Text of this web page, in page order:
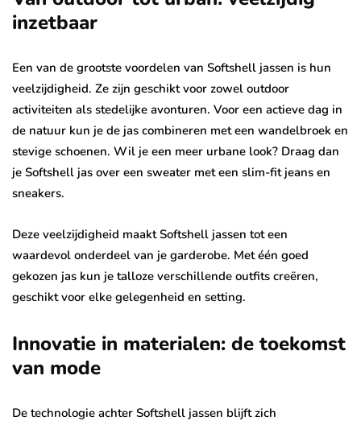
inzetbaar
Een van de grootste voordelen van Softshell jassen is hun
veelzijdigheid. Ze zijn geschikt voor zowel outdoor
activiteiten als stedelijke avonturen. Voor een actieve dag in
de natuur kun je de jas combineren met een wandelbroek en
stevige schoenen. Wil je een meer urbane look? Draag dan
je Softshell jas over een sweater met een slim-fit jeans en
sneakers.
Deze veelzijdigheid maakt Softshell jassen tot een
waardevol onderdeel van je garderobe. Met één goed
gekozen jas kun je talloze verschillende outfits creëren,
geschikt voor elke gelegenheid en setting.
Innovatie in materialen: de toekomst
van mode
De technologie achter Softshell jassen blijft zich